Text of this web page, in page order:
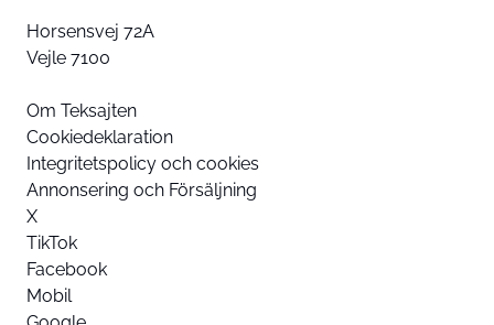
Horsensvej 72A
Vejle 7100
Om Teksajten
Cookiedeklaration
Integritetspolicy och cookies
Annonsering och Försäljning
X
TikTok
Facebook
Mobil